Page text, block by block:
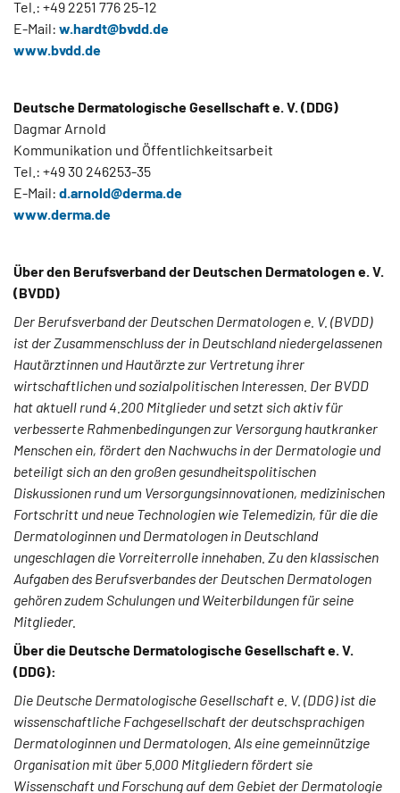
Tel.: +49 2251 776 25-12
E-Mail: w.hardt@bvdd.de
www.bvdd.de
Deutsche Dermatologische Gesellschaft e. V. (DDG)
Dagmar Arnold
Kommunikation und Öffentlichkeitsarbeit
Tel.: +49 30 246253-35
E-Mail: d.arnold@derma.de
www.derma.de
Über den Berufsverband der Deutschen Dermatologen e. V.
(BVDD)
Der Berufsverband der Deutschen Dermatologen e. V. (BVDD)
ist der Zusammenschluss der in Deutschland niedergelassenen
Hautärztinnen und Hautärzte zur Vertretung ihrer
wirtschaftlichen und sozialpolitischen Interessen. Der BVDD
hat aktuell rund 4.200 Mitglieder und setzt sich aktiv für
verbesserte Rahmenbedingungen zur Versorgung hautkranker
Menschen ein, fördert den Nachwuchs in der Dermatologie und
beteiligt sich an den großen gesundheitspolitischen
Diskussionen rund um Versorgungsinnovationen, medizinischen
Fortschritt und neue Technologien wie Telemedizin, für die die
Dermatologinnen und Dermatologen in Deutschland
ungeschlagen die Vorreiterrolle innehaben. Zu den klassischen
Aufgaben des Berufsverbandes der Deutschen Dermatologen
gehören zudem Schulungen und Weiterbildungen für seine
Mitglieder.
Über die Deutsche Dermatologische Gesellschaft e. V.
(DDG):
Die Deutsche Dermatologische Gesellschaft e. V. (DDG) ist die
wissenschaftliche Fachgesellschaft der deutschsprachigen
Dermatologinnen und Dermatologen. Als eine gemeinnützige
Organisation mit über 5.000 Mitgliedern fördert sie
Wissenschaft und Forschung auf dem Gebiet der Dermatologie